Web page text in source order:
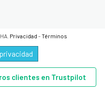
Privacidad -Términos
clientes en Trustpilot